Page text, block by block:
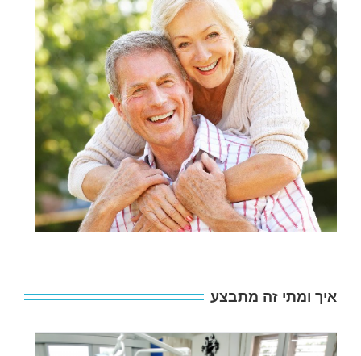
איך ומתי זה מתבצע